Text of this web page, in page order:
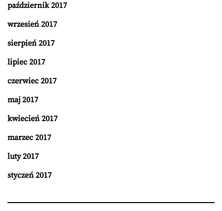
październik 2017
wrzesień 2017
sierpień 2017
lipiec 2017
czerwiec 2017
maj 2017
kwiecień 2017
marzec 2017
luty 2017
styczeń 2017